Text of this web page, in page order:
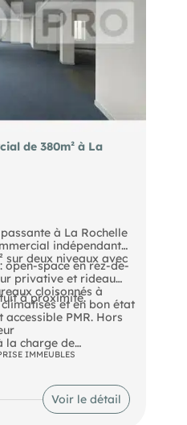
de 380m² à La
à La Rochelle
indépendant
sur deux niveaux avec
space en rez-de-
privative et rideau
cloisonnés à
et en bon état
PMR. Hors
à proximité.
la charge de
VENDEUR
IMMEUBLES
Voir le détail